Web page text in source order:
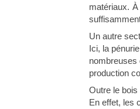
matériaux.
Un autre
Ici, la
nombreuses
production
Outre le bois
En effet, les